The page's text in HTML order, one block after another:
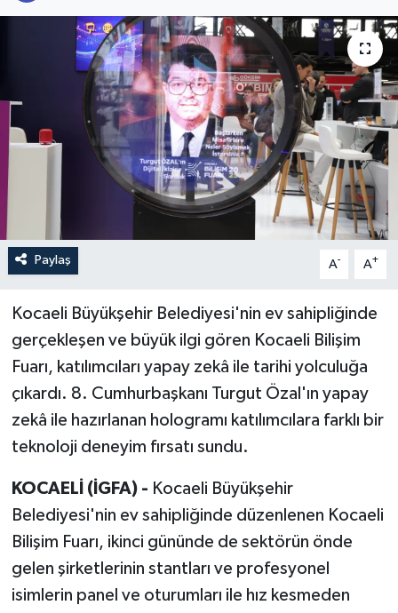
Paylaş A- A+
Kocaeli Büyükşehir Belediyesi'nin ev sahipliğinde
gerçekleşen ve büyük ilgi gören Kocaeli Bilişim
Fuarı, katılımcıları yapay zekâ ile tarihi yolculuğa
çıkardı. 8. Cumhurbaşkanı Turgut Özal'ın yapay
zekâ ile hazırlanan hologramı katılımcılara farklı bir
teknoloji deneyim fırsatı sundu.
KOCAELİ (İGFA) - Kocaeli Büyükşehir
Belediyesi'nin ev sahipliğinde düzenlenen Kocaeli
Bilişim Fuarı, ikinci gününde de sektörün önde
gelen şirketlerinin stantları ve profesyonel
isimlerin panel ve oturumları ile hız kesmeden